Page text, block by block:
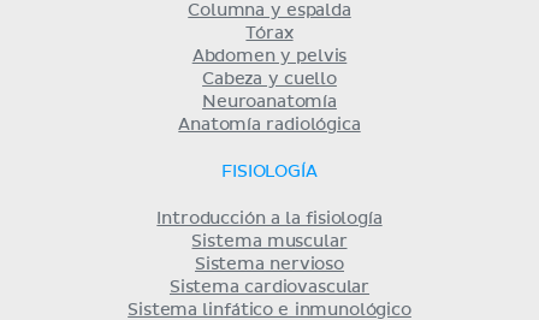
Columna y espalda
Tórax
Abdomen y pelvis
Cabeza y cuello
Neuroanatomía
Anatomía radiológica
FISIOLOGÍA
Introducción a la fisiología
Sistema muscular
Sistema nervioso
Sistema cardiovascular
Sistema linfático e inmunológico